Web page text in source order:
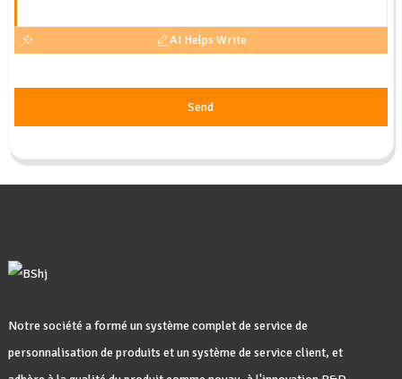
AI Helps Write
Send
Notre société a formé un système complet de service de
personnalisation de produits et un système de service client, et